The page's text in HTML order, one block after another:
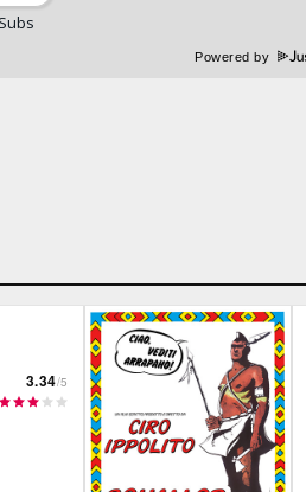
Powered by
3.34/5